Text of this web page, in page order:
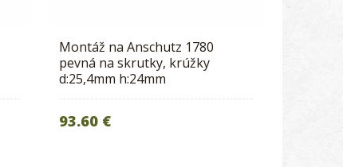
Montáž na Anschutz 1780
pevná na skrutky, krúžky
d:25,4mm h:24mm
93.60 €